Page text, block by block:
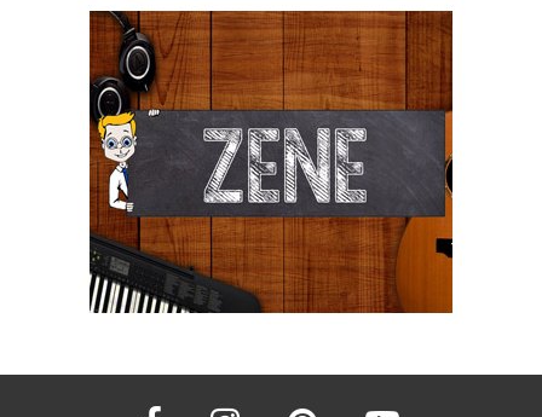
facebook instagram